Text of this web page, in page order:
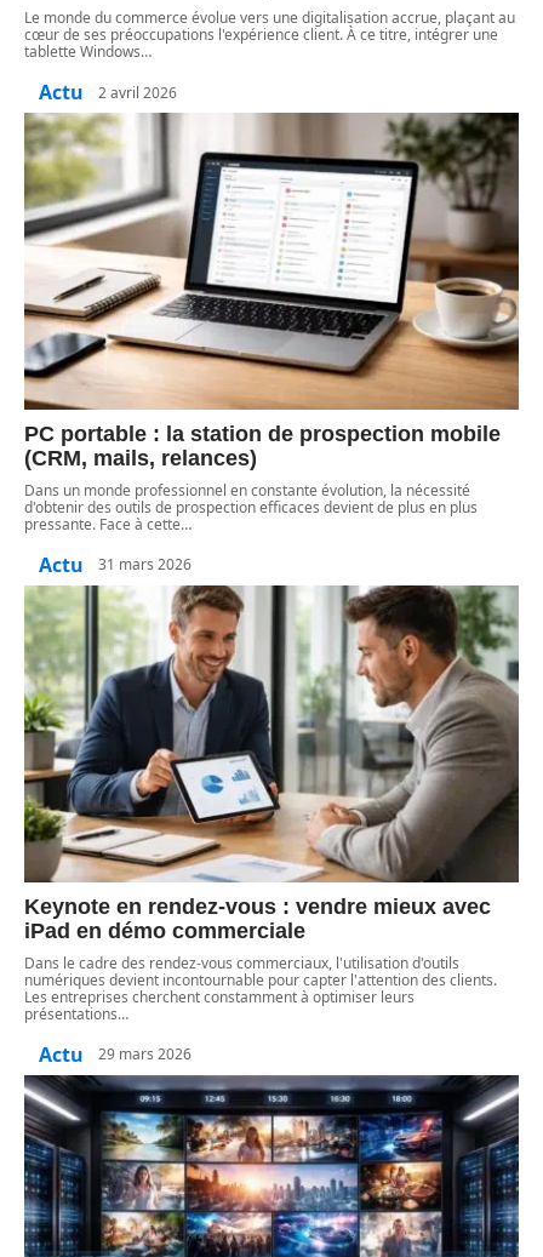
Le monde du commerce évolue vers une digitalisation accrue, plaçant au
cœur de ses préoccupations l'expérience client. À ce titre, intégrer une
tablette Windows…
Actu 2 avril 2026
PC portable : la station de prospection mobile
(CRM, mails, relances)
Dans un monde professionnel en constante évolution, la nécessité
d'obtenir des outils de prospection efficaces devient de plus en plus
pressante. Face à cette…
Actu 31 mars 2026
Keynote en rendez-vous : vendre mieux avec
iPad en démo commerciale
Dans le cadre des rendez-vous commerciaux, l'utilisation d'outils
numériques devient incontournable pour capter l'attention des clients.
Les entreprises cherchent constamment à optimiser leurs
présentations…
Actu 29 mars 2026